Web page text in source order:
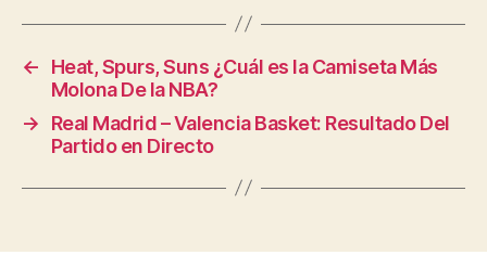
←
Heat, Spurs, Suns ¿Cuál es la Camiseta Más
Molona De la NBA?
→
Real Madrid – Valencia Basket: Resultado Del
Partido en Directo